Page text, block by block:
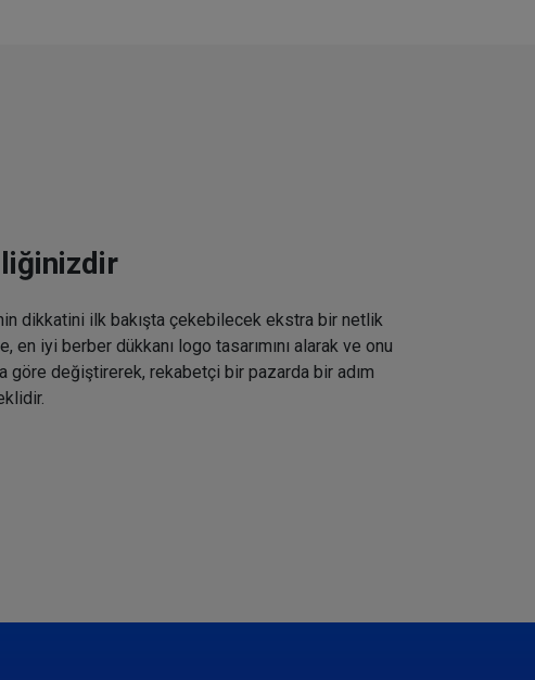
dikkatini ilk bakışta çekebilecek ekstra bir netlik
en iyi berber dükkanı logo tasarımını alarak ve onu
göre değiştirerek, rekabetçi bir pazarda bir adım